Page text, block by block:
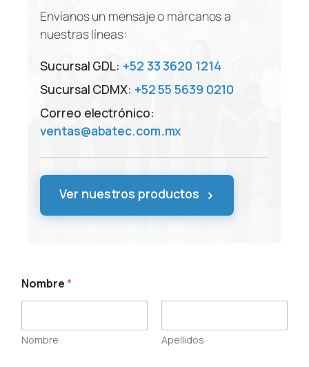
Envíanos un mensaje o márcanos a
nuestras líneas:
Sucursal GDL: +52 33 3620 1214
Sucursal CDMX: +52 55 5639 0210
Correo electrónico:
ventas@abatec.com.mx
Ver nuestros productos ›
Nombre*
Nombre Apellidos